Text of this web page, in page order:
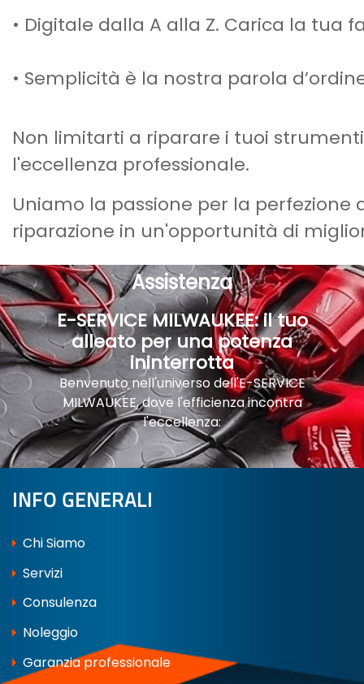
• Digitale dalla A alla Z. Carica la tua
• Semplicità è la nostra parola
Non limitarti a riparare i tuoi strumenti.
l'eccellenza professionale.
Uniamo la passione per la
riparazione in un'opportunità di
Assistenza
E-SERVICE MILWAUKEE: il tuo
alleato per una potenza
ininterrotta
Benvenuto nell'universo dell'E-SERVICE
MILWAUKEE, dove l'efficienza incontra
l'eccellenza:
INFO GENERALI
Chi Siamo
Servizi
Consulenza
Noleggio
Garanzia professionale